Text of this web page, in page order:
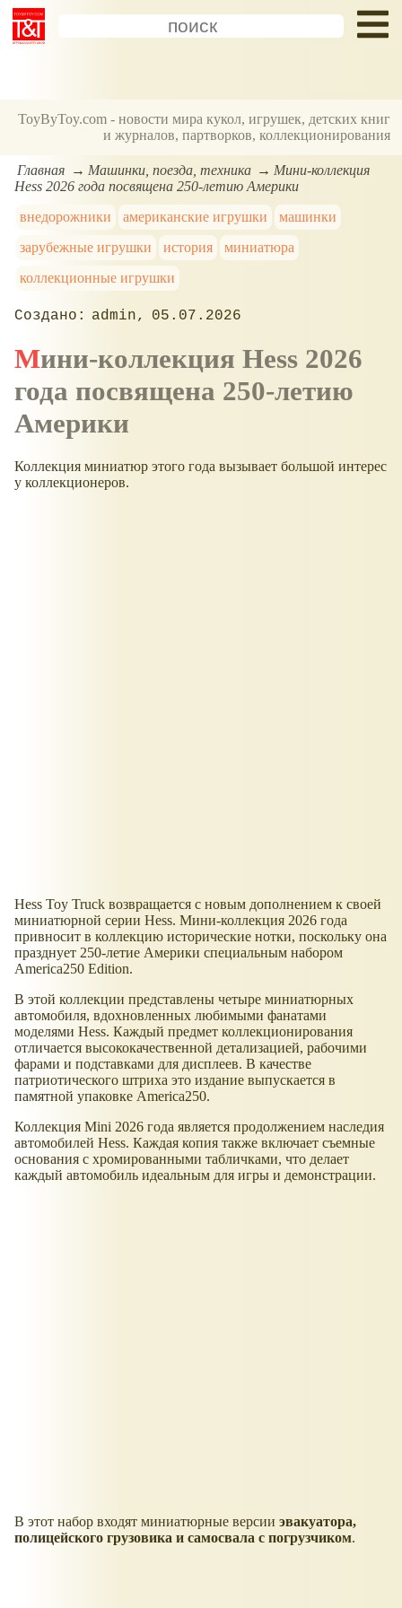
ToyByToy.com - новости мира кукол, игрушек, детских книг
и журналов, партворков, коллекционирования
Главная Машинки, поезда, техника
Мини-коллекция
Hess 2026 года посвящена 250-летию Америки
внедорожники
американские игрушки
машинки
зарубежные игрушки
история
миниатюра
коллекционные игрушки
admin 05.07.2026
Мини-коллекция Hess 2026
года посвящена 250-летию
Америки
Коллекция миниатюр этого года вызывает большой интерес
у коллекционеров.
Hess Toy Truck возвращается с новым дополнением к своей
миниатюрной серии Hess. Мини-коллекция 2026 года
привносит в коллекцию исторические нотки, поскольку она
празднует 250-летие Америки специальным набором
America250 Edition.
В этой коллекции представлены четыре миниатюрных
автомобиля, вдохновленных любимыми фанатами
моделями Hess. Каждый предмет коллекционирования
отличается высококачественной детализацией, рабочими
фарами и подставками для дисплеев. В качестве
патриотического штриха это издание выпускается в
памятной упаковке America250.
Коллекция Mini 2026 года является продолжением наследия
автомобилей Hess. Каждая копия также включает съемные
основания с хромированными табличками, что делает
каждый автомобиль идеальным для игры и демонстрации.
В этот набор входят миниатюрные версии эвакуатора,
полицейского грузовика и самосвала с погрузчиком.